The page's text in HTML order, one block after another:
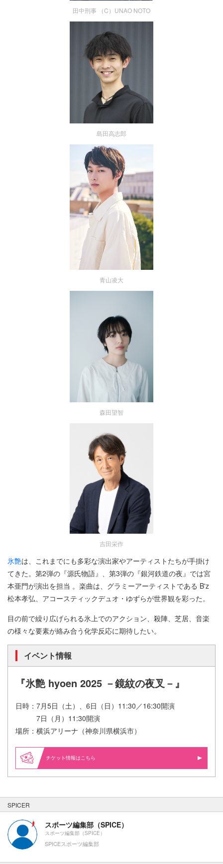
田中刑事 （C）UNAO NOTO
島田高志郎
青山凌大
森田望智
吉田栄作
氷艶は、これまでにも多彩な演出家やアーティストたちが手掛け
てきた。第2弾の『源氏物語』、第3弾の『銀河鉄道の夜』では宮
本亜門が演出を担当 。楽曲は、グラミーアーティストである B'z
松本孝弘、アコースティックデュオ・ゆずらが世界観を彩った。
目の前で繰り広げられる氷上でのアクション、殺陣、芝居、音楽
の様々な要素が絡み合う化学反応に期待したい。
イベント情報
『氷艶 hyoen 2025 －鏡紋の夜叉－』
日時：7月5日（土）、6日（日）11:30／16:30開演
7日（月）11:30開演
場所：横浜アリーナ（神奈川県横浜市）
情報はこちら
SPICER
スポーツ編集部（SPICE）
スポーツ編集部（SPICE）
SPICEスポーツ編集部